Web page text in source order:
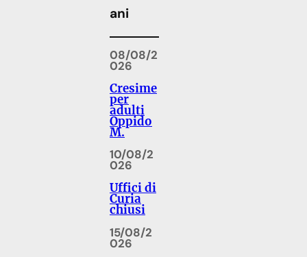
ani
08/08/2
026
Cresime
per
adulti
Oppido
M.
10/08/2
026
Uffici di
Curia
chiusi
15/08/2
026